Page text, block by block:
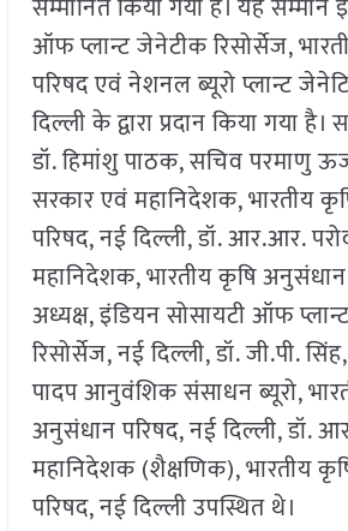
सम्मानित किया गया है। यह सम्मान
ऑफ प्लान्ट जेनेटीक रिसोर्सेज,
परिषद एवं नेशनल ब्यूरो प्लान्ट
दिल्ली के द्वारा प्रदान किया गया है।
डॉ. हिमांशु पाठक, सचिव परमाणु
सरकार एवं महानिदेशक, भारतीय
परिषद, नई दिल्ली, डॉ. आर.आर.
महानिदेशक, भारतीय कृषि
अध्यक्ष, इंडियन सोसायटी ऑफ
रिसोर्सेज, नई दिल्ली, डॉ. जी.पी.
पादप आनुवंशिक संसाधन ब्यूरो,
अनुसंधान परिषद, नई दिल्ली, डॉ.
महानिदेशक (शैक्षणिक), भारतीय
परिषद, नई दिल्ली उपस्थित थे।